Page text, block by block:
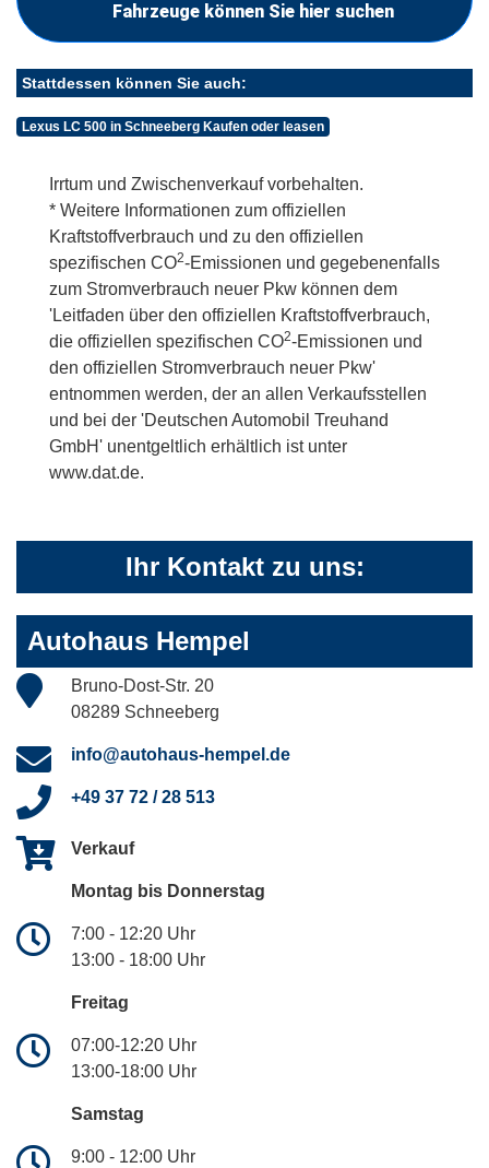
Fahrzeuge können Sie hier suchen
Stattdessen können Sie auch:
Lexus LC 500 in Schneeberg Kaufen oder leasen
Irrtum und Zwischenverkauf vorbehalten.
* Weitere Informationen zum offiziellen
Kraftstoffverbrauch und zu den offiziellen
spezifischen CO2-Emissionen und gegebenenfalls
zum Stromverbrauch neuer Pkw können dem
'Leitfaden über den offiziellen Kraftstoffverbrauch,
die offiziellen spezifischen CO2-Emissionen und
den offiziellen Stromverbrauch neuer Pkw'
entnommen werden, der an allen Verkaufsstellen
und bei der 'Deutschen Automobil Treuhand
GmbH' unentgeltlich erhältlich ist unter
www.dat.de.
Ihr Kontakt zu uns:
Autohaus Hempel
Bruno-Dost-Str. 20
08289 Schneeberg
info@autohaus-hempel.de
+49 37 72 / 28 513
Verkauf
Montag bis Donnerstag
7:00 - 12:20 Uhr
13:00 - 18:00 Uhr
Freitag
07:00-12:20 Uhr
13:00-18:00 Uhr
Samstag
9:00 - 12:00 Uhr